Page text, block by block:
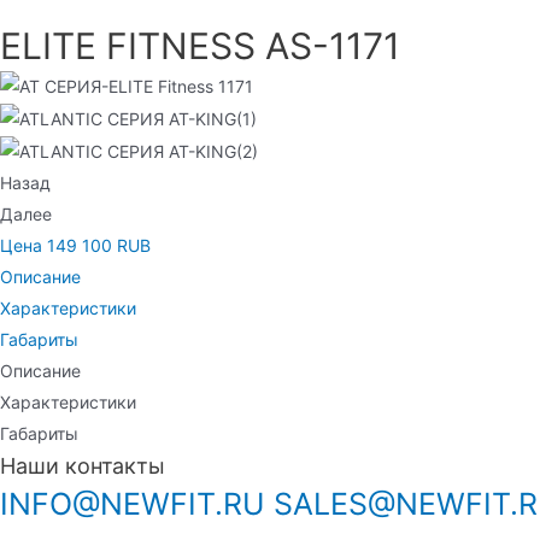
ELITE FITNESS AS-1171
Назад
Далее
Цена 149 100 RUB
Описание
Характеристики
Габариты
Описание
Характеристики
Габариты
Наши контакты
INFO@NEWFIT.RU